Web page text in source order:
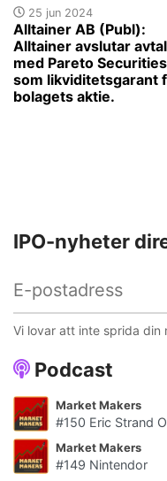
25 jun 2024
Alltainer AB (Publ):
Alltainer avslutar avtal
med Pareto Securities
som likviditetsgarant
bolagets aktie.
Podcast
Market Makers
#150 Eric Strand
Market Makers
#149 Nintendor
IPO-nyheter
Vi lovar att inte sprida din